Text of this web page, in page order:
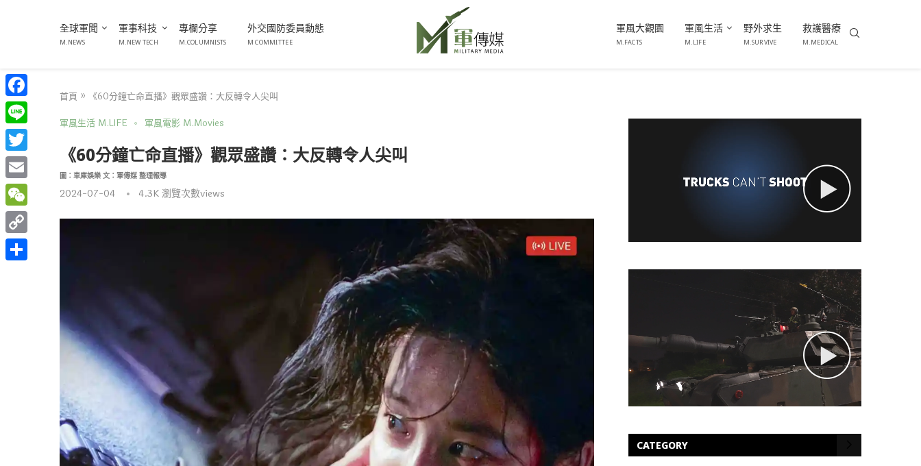
全球軍聞
M.NEWS
軍事科技
M.NEW TECH
專欄分享
M.COLUMNISTS
外交國防委員動態
M COMMITTEE
軍風大觀園
M.FACTS
軍風生活
M.LIFE
野外求生
M.SURVIVE
救護醫療
M.MEDICAL
首頁 » 《60分鐘亡命直播》觀眾盛讚：大反轉令人尖叫
軍風生活 M.LIFE
軍風電影 M.Movies
《60分鐘亡命直播》觀眾盛讚：大反轉令人尖叫
圖：車庫娛樂 文：軍傳媒 整理報導
2024-07-04 4.3K瀏覽次數views
CATEGORY
Facebook
Line
Twitter
Email
WeChat
Copy
Link